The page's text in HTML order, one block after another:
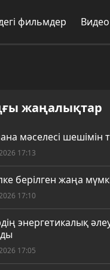
фильмдер Видео
жаңалықтар
мәселесі шешімін
17:13
берілген жаңа
17:10
энергетикалық
17:05